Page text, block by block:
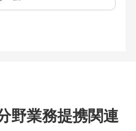
野業務提携関連